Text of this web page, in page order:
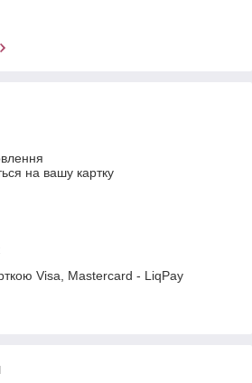
на вашу картку
Visa, Mastercard - LiqPay